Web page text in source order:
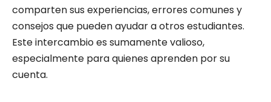
comparten sus experiencias, errores comunes y
consejos que pueden ayudar a otros estudiantes.
Este intercambio es sumamente valioso,
especialmente para quienes aprenden por su
cuenta.